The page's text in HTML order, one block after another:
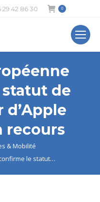
29 42 86 30 0
de
d’Apple
recours
& Mobilité
le statut…